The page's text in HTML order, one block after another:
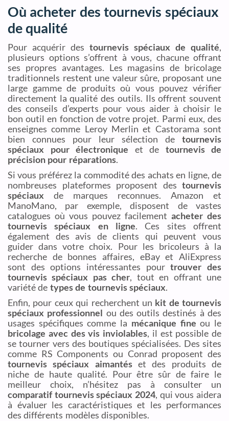
Où acheter des tournevis spéciaux
de qualité
Pour acquérir des tournevis spéciaux de qualité,
plusieurs options s’offrent à vous, chacune offrant
ses propres avantages. Les magasins de bricolage
traditionnels restent une valeur sûre, proposant une
large gamme de produits où vous pouvez vérifier
directement la qualité des outils. Ils offrent souvent
des conseils d’experts pour vous aider à choisir le
bon outil en fonction de votre projet. Parmi eux, des
enseignes comme Leroy Merlin et Castorama sont
bien connues pour leur sélection de tournevis
spéciaux pour électronique et de tournevis de
précision pour réparations.
Si vous préférez la commodité des achats en ligne, de
nombreuses plateformes proposent des tournevis
spéciaux de marques reconnues. Amazon et
ManoMano, par exemple, disposent de vastes
catalogues où vous pouvez facilement acheter des
tournevis spéciaux en ligne. Ces sites offrent
également des avis de clients qui peuvent vous
guider dans votre choix. Pour les bricoleurs à la
recherche de bonnes affaires, eBay et AliExpress
sont des options intéressantes pourtrouver des
tournevis spéciaux pas cher, tout en offrant une
variété de types de tournevis spéciaux.
Enfin, pour ceux qui recherchent un kit de tournevis
spéciaux professionnel ou des outils destinés à des
usages spécifiques comme la mécanique fine ou le
bricolage avec des vis inviolables, il est possible de
se tourner vers des boutiques spécialisées. Des sites
comme RS Components ou Conrad proposent des
tournevis spéciaux aimantéset des produits de
niche de haute qualité. Pour être sûr de faire le
meilleur choix, n’hésitez pas à consulter un
comparatif tournevis spéciaux 2024, qui vous aidera
à évaluer les caractéristiques et les performances
des différents modèles disponibles.